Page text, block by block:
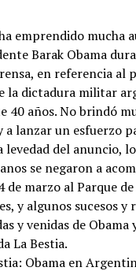
emprendido mucha
Barak Obama
en referencia al
la dictadura militar
40 años. No brindó
a lanzar un esfuerzo
levedad del anuncio,
se negaron a
de marzo al Parque
y algunos sucesos y
y venidas de Obama
La Bestia.